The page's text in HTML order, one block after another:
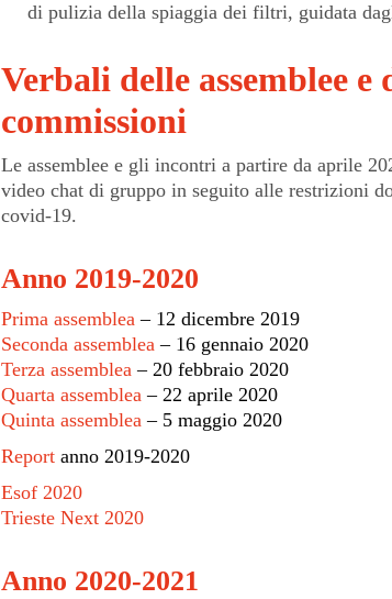
di pulizia della spiaggia dei filtri, guidata
Verbali delle assemblee
commissioni
Le assemblee e gli incontri a partire da aprile
video chat di gruppo in seguito alle restrizioni
covid-19.
Anno 2019-2020
Prima assemblea – 12 dicembre 2019
Seconda assemblea – 16 gennaio 2020
Terza assemblea – 20 febbraio 2020
Quarta assemblea – 22 aprile 2020
Quinta assemblea – 5 maggio 2020
Report anno 2019-2020
Esof 2020
Trieste Next 2020
Anno 2020-2021